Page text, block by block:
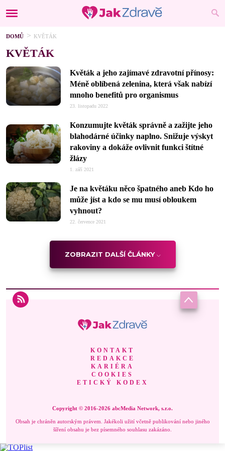
DOMŮ KVĚTÁK
KVĚTÁK
Květák a jeho zajímavé zdravotní přínosy:
Méně oblíbená zelenina, která však nabízí
mnoho benefitů pro organismus
23. listopadu 2022
Konzumujte květák správně a zažijte jeho
blahodárné účinky naplno. Snižuje výskyt
rakoviny a dokáže ovlivnit funkci štítné
žlázy
1. září 2021
Je na květáku něco špatného aneb Kdo ho
může jíst a kdo se mu musí obloukem
vyhnout?
22. července 2021
ZOBRAZIT DALŠÍ ČLÁNKY
KONTAKT
REDAKCE
KARIÉRA
COOKIES
ETICKÝ KODEX
Copyright © 2016-2026 abcMedia Network, s.r.o.
Obsah je chráněn autorským právem. Jakékoli užití včetně publikování nebo jiného
šíření obsahu je bez písemného souhlasu zakázáno.